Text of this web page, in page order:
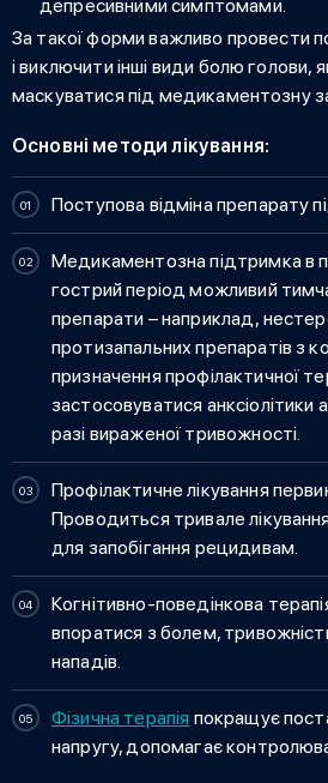
депресивними симптомами.
За такої форми важливо провести
і виключити інші види болю голови,
маскуватися під медикаментозну
Основні методи лікування:
Поступова відміна препарату
Медикаментозна підтримка в
гострий період можливий
препарати – наприклад,
протизапальних препаратів з
призначення профілактичної
застосовуватися анксіолітики
разі вираженої тривожності.
Профілактичне лікування
Проводиться тривале
для запобігання рецидивам.
Когнітивно-поведінкова
впоратися з болем,
нападів.
Фізична терапія покращує
напругу, допомагає